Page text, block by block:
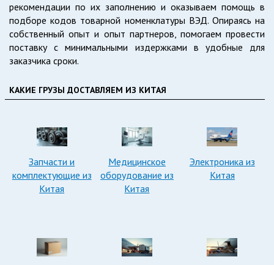
рекомендации по их заполнению и оказываем помощь в
подборе кодов товарной номенклатуры ВЭД. Опираясь на
собственный опыт и опыт партнеров, помогаем провести
поставку с минимальными издержками в удобные для
заказчика сроки.
КАКИЕ ГРУЗЫ ДОСТАВЛЯЕМ ИЗ КИТАЯ
Запчасти и
комплектующие из
Китая
Медицинское
оборудование из
Китая
Электроника из
Китая